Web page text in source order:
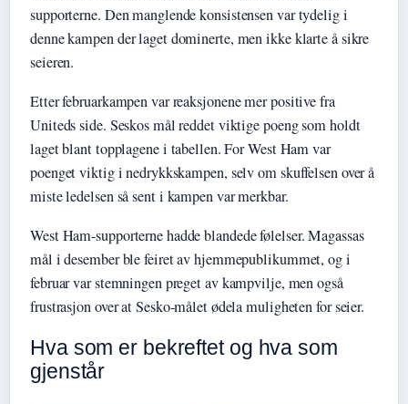
supporterne. Den manglende konsistensen var tydelig i
denne kampen der laget dominerte, men ikke klarte å sikre
seieren.
Etter februarkampen var reaksjonene mer positive fra
Uniteds side. Seskos mål reddet viktige poeng som holdt
laget blant topplagene i tabellen. For West Ham var
poenget viktig i nedrykkskampen, selv om skuffelsen over å
miste ledelsen så sent i kampen var merkbar.
West Ham-supporterne hadde blandede følelser. Magassas
mål i desember ble feiret av hjemmepublikummet, og i
februar var stemningen preget av kampvilje, men også
frustrasjon over at Sesko-målet ødela muligheten for seier.
Hva som er bekreftet og hva som
gjenstår